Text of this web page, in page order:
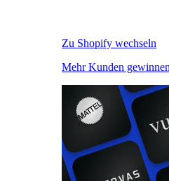
Zu Shopify wechseln
Mehr Kunden